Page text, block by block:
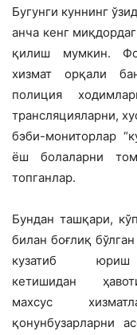
Бугунги куннинг
анча кенг
қилиш мумкин.
хизмат орқали
полиция
трансляцияларни,
бэби-мониторлар
ёш болаларни
топганлар.
Бундан ташқари,
билан боғлиқ
кузатиб юриш
кетишидан
махсус
қонунбузарларни